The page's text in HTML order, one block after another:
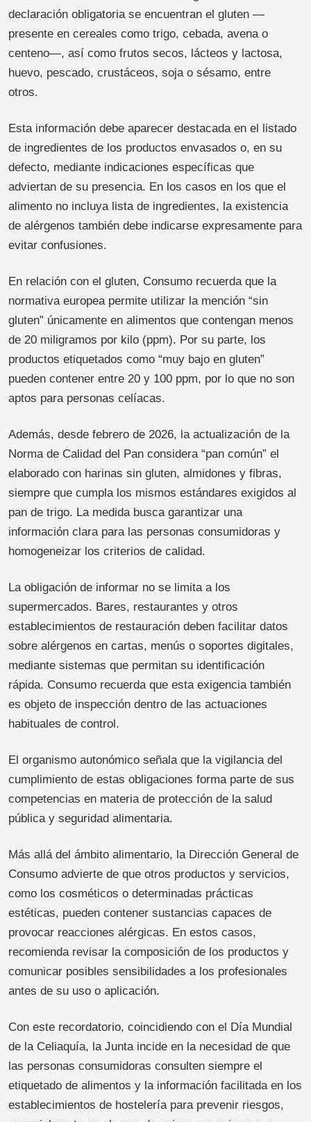
declaración obligatoria se encuentran el gluten —
presente en cereales como trigo, cebada, avena o
centeno—, así como frutos secos, lácteos y lactosa,
huevo, pescado, crustáceos, soja o sésamo, entre
otros.
Esta información debe aparecer destacada en el listado
de ingredientes de los productos envasados o, en su
defecto, mediante indicaciones específicas que
adviertan de su presencia. En los casos en los que el
alimento no incluya lista de ingredientes, la existencia
de alérgenos también debe indicarse expresamente para
evitar confusiones.
En relación con el gluten, Consumo recuerda que la
normativa europea permite utilizar la mención “sin
gluten” únicamente en alimentos que contengan menos
de 20 miligramos por kilo (ppm). Por su parte, los
productos etiquetados como “muy bajo en gluten”
pueden contener entre 20 y 100 ppm, por lo que no son
aptos para personas celíacas.
Además, desde febrero de 2026, la actualización de la
Norma de Calidad del Pan considera “pan común” el
elaborado con harinas sin gluten, almidones y fibras,
siempre que cumpla los mismos estándares exigidos al
pan de trigo. La medida busca garantizar una
información clara para las personas consumidoras y
homogeneizar los criterios de calidad.
La obligación de informar no se limita a los
supermercados. Bares, restaurantes y otros
establecimientos de restauración deben facilitar datos
sobre alérgenos en cartas, menús o soportes digitales,
mediante sistemas que permitan su identificación
rápida. Consumo recuerda que esta exigencia también
es objeto de inspección dentro de las actuaciones
habituales de control.
El organismo autonómico señala que la vigilancia del
cumplimiento de estas obligaciones forma parte de sus
competencias en materia de protección de la salud
pública y seguridad alimentaria.
Más allá del ámbito alimentario, la Dirección General de
Consumo advierte de que otros productos y servicios,
como los cosméticos o determinadas prácticas
estéticas, pueden contener sustancias capaces de
provocar reacciones alérgicas. En estos casos,
recomienda revisar la composición de los productos y
comunicar posibles sensibilidades a los profesionales
antes de su uso o aplicación.
Con este recordatorio, coincidiendo con el Día Mundial
de la Celiaquía, la Junta incide en la necesidad de que
las personas consumidoras consulten siempre el
etiquetado de alimentos y la información facilitada en los
establecimientos de hostelería para prevenir riesgos,